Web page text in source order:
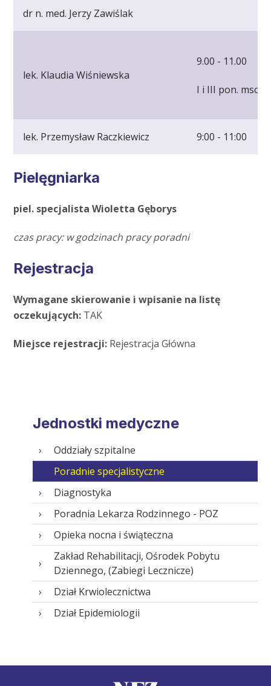
dr n. med. Jerzy Zawiślak
lek. Klaudia Wiśniewska
9.00 - 11.00
I i III pon. msc.
lek. Przemysław Raczkiewicz 9:00 - 11:00
Pielęgniarka
piel. specjalista Wioletta Gęborys
czas pracy: w godzinach pracy poradni
Rejestracja
Wymagane skierowanie i wpisanie na listę
oczekujących: TAK
Miejsce rejestracji: Rejestracja Główna
Jednostki medyczne
Oddziały szpitalne
Poradnie specjalistyczne
Diagnostyka
Poradnia Lekarza Rodzinnego - POZ
Opieka nocna i świąteczna
Zakład Rehabilitacji, Ośrodek Pobytu
Dziennego, (Zabiegi Lecznicze)
Dział Krwiolecznictwa
Dział Epidemiologii